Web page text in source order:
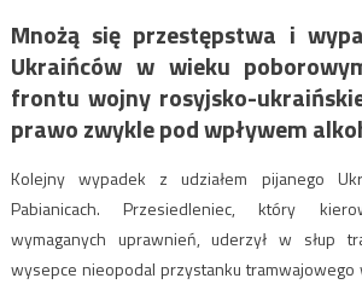
Mnożą się przestępstwa i
Ukraińców w wieku
frontu wojny rosyjsko-
prawo zwykle pod wpływem
Kolejny wypadek z udziałem pijanego
Pabianicach. Przesiedleniec, który
wymaganych uprawnień, uderzył w słup
wysepce nieopodal przystanku